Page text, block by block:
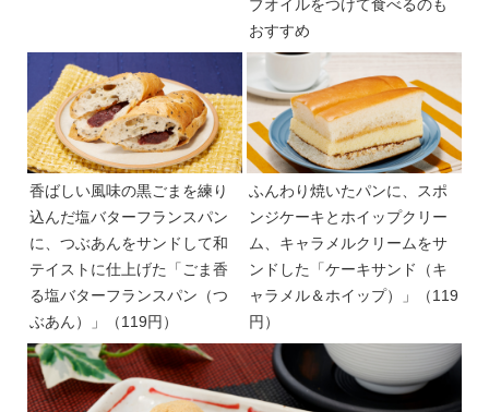
ブオイルをつけて食べるのも
おすすめ
香ばしい風味の黒ごまを練り
込んだ塩バターフランスパン
に、つぶあんをサンドして和
テイストに仕上げた「ごま香
る塩バターフランスパン（つ
ぶあん）」（119円）
ふんわり焼いたパンに、スポ
ンジケーキとホイップクリー
ム、キャラメルクリームをサ
ンドした「ケーキサンド（キ
ャラメル＆ホイップ）」（119
円）